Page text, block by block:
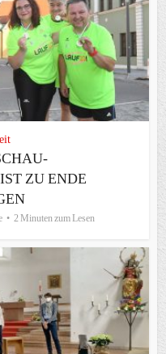
ZU ENDE
2 Minuten zum Lesen